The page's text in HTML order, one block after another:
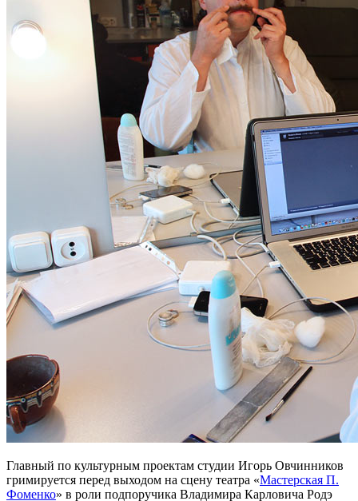
Главный по культурным проектам студии Игорь Овчинников
гримируется перед выходом на сцену театра «Мастерская П.
Фоменко» в роли подпоручика Владимира Карловича Родэ